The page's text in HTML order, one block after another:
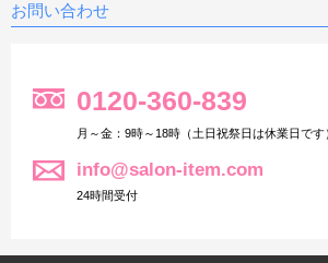
商品の詳細はお気軽にお問い合わせ下さい。
①セラピムボディP4 / 「M3wave」を搭載したボディ専用の
ッド型の業務用EMSです。
②セラピムボディE4 / 「M3wave」を搭載した業務用4チ
③セラピムボディE8 / 「M3wave」を搭載した業務用8チャ
能な多チャンネルEMSです。
④コアキューブ Core cube / 「M3wave」を搭載した家庭用
お問い合わせ
0120-360-839
月～金：9時～18時（土日祝祭日は休業日です
info@salon-item.com
24時間受付